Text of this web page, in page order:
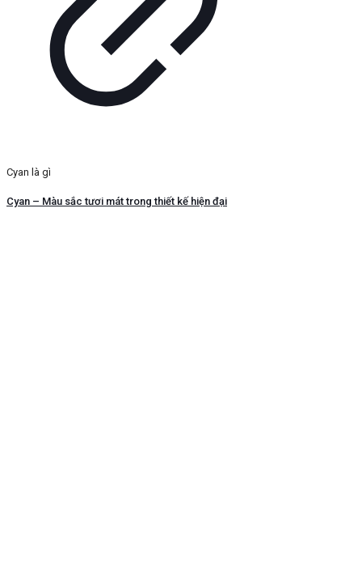
Cyan là gì
Cyan – Màu sắc tươi mát trong thiết kế hiện đại